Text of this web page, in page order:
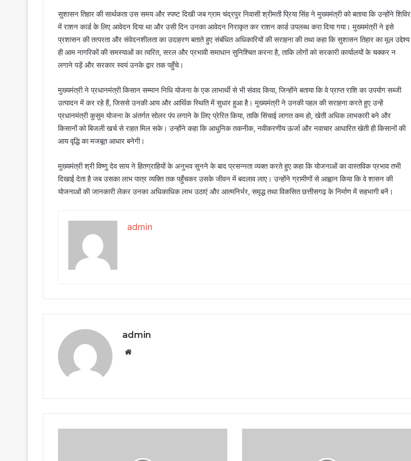
सुशासन तिहार की सार्थकता उस समय और स्पष्ट दिखी जब ग्राम चंद्रपुर निवासी श्रीमती प्रिया सिंह ने मुख्यमंत्री को बताया कि उन्होंने शिविर
में राशन कार्ड के लिए आवेदन दिया था और उसी दिन उनका आवेदन निराकृत कर राशन कार्ड उपलब्ध करा दिया गया। मुख्यमंत्री ने इसे
प्रशासन की तत्परता और संवेदनशीलता का उदाहरण बताते हुए संबंधित अधिकारियों की सराहना की तथा कहा कि सुशासन तिहार का मूल उद्देश्य
ही आम नागरिकों की समस्याओं का त्वरित, सरल और प्रभावी समाधान सुनिश्चित करना है, ताकि लोगों को सरकारी कार्यालयों के चक्कर न
लगाने पड़ें और सरकार स्वयं उनके द्वार तक पहुँचे।
मुख्यमंत्री ने प्रधानमंत्री किसान सम्मान निधि योजना के एक लाभार्थी से भी संवाद किया, जिन्होंने बताया कि वे प्राप्त राशि का उपयोग सब्जी
उत्पादन में कर रहे हैं, जिससे उनकी आय और आर्थिक स्थिति में सुधार हुआ है। मुख्यमंत्री ने उनकी पहल की सराहना करते हुए उन्हें
प्रधानमंत्री कुसुम योजना के अंतर्गत सोलर पंप लगाने के लिए प्रेरित किया, ताकि सिंचाई लागत कम हो, खेती अधिक लाभकारी बने और
किसानों को बिजली खर्च से राहत मिल सके। उन्होंने कहा कि आधुनिक तकनीक, नवीकरणीय ऊर्जा और नवाचार आधारित खेती ही किसानों की
आय वृद्धि का मजबूत आधार बनेगी।
मुख्यमंत्री श्री विष्णु देव साय ने हितग्राहियों के अनुभव सुनने के बाद प्रसन्नता व्यक्त करते हुए कहा कि योजनाओं का वास्तविक प्रभाव तभी
दिखाई देता है जब उसका लाभ पात्र व्यक्ति तक पहुँचकर उसके जीवन में बदलाव लाए। उन्होंने ग्रामीणों से आह्वान किया कि वे शासन की
योजनाओं की जानकारी लेकर उनका अधिकाधिक लाभ उठाएं और आत्मनिर्भर, समृद्ध तथा विकसित छत्तीसगढ़ के निर्माण में सहभागी बनें।
admin
admin